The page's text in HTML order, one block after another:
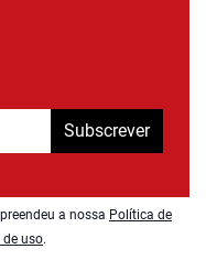
Subscrever
a nossa Política de
de uso.